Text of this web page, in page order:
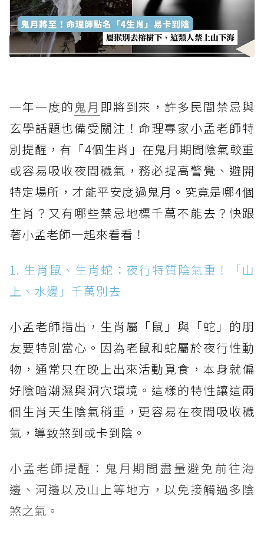
一年一度的 鬼月 即將到來，許多民間禁忌與
玄學話題也備受關注！命理專家小孟老師特
別提醒，有「4個生肖」在鬼月期間陰氣較重
或容易吸收夜間穢氣，務必提高警覺、避開
特定場所，才能平安度過鬼月。究竟是哪4個
生肖？又有哪些禁忌地標千萬不能去？快跟
著小孟老師一起來看看！
1. 生肖鼠、生肖蛇：夜行特質陰氣重！「山
上、水邊」千萬別去
小孟老師指出，生肖屬「鼠」與「蛇」的朋
友要特別當心。因為老鼠和蛇屬於夜行性動
物，通常只在晚上出來活動覓食，本身就偏
好陰暗潮濕與洞穴環境。這樣的特性讓這兩
個生肖天生陰氣稍重，更容易在夜間吸收穢
氣，導致煞到或卡到陰。
小孟老師提醒：鬼月期間盡量避免前往海
邊、河邊以及山上等地方，以免接觸過多陰
煞之氣。